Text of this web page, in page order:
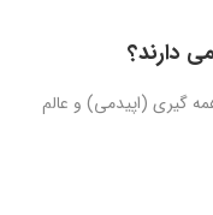
دارند؟
گیری (اپیدمی) و عالم